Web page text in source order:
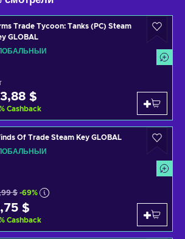
Trade Tycoon: Tanks (PC) Steam
GLOBAL
$
Cashback
Of Trade Steam Key GLOBAL
$ -69%
$
Cashback